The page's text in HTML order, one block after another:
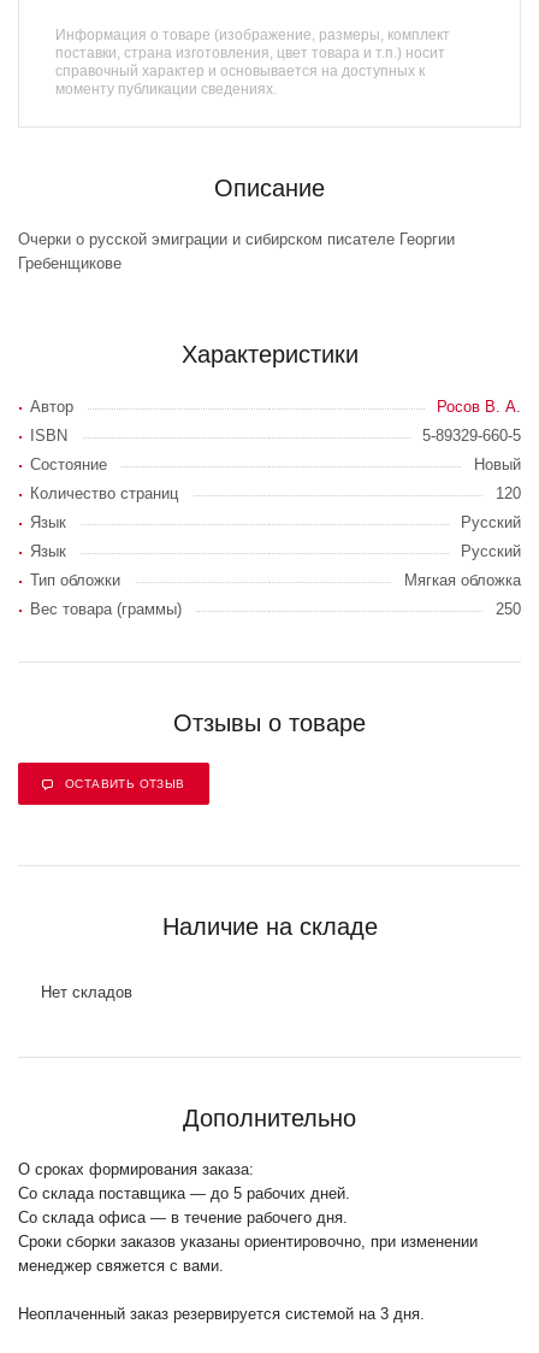
Информация о товаре (изображение, размеры, комплект
поставки, страна изготовления, цвет товара и т.п.) носит
справочный характер и основывается на доступных к
моменту публикации сведениях.
Описание
Очерки о русской эмиграции и сибирском писателе Георгии
Гребенщикове
Характеристики
Автор
Росов В. А.
ISBN
5-89329-660-5
Состояние
Новый
Количество страниц
120
Язык
Русский
Язык
Русский
Тип обложки
Мягкая обложка
Вес товара (граммы)
250
Отзывы о товаре
ОСТАВИТЬ ОТЗЫВ
Наличие на складе
Нет складов
Дополнительно
О сроках формирования заказа:
Со склада поставщика — до 5 рабочих дней.
Со склада офиса — в течение рабочего дня.
Сроки сборки заказов указаны ориентировочно, при изменении
менеджер свяжется с вами.
Неоплаченный заказ резервируется системой на 3 дня.